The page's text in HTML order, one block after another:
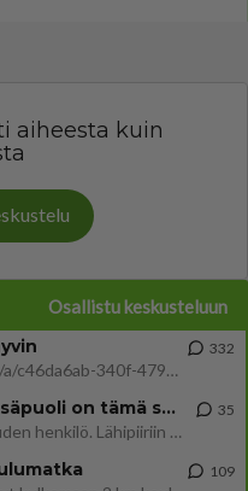
aiheesta kuin
Osallistu keskusteluun
https://www.iltalehti.fi/viihdeuutiset/a/c46da6ab-340f-4790-aaa7-0865eed2336 Yrityksen konkurssihakemus on tullut kärä
332
Tiesitkö? Martina Aitolehden isäpuoli on tämä suosittu laulaja
Martina Aitolehti on seurattu julkisuuden henkilö. Lähipiiriin mahtuu muitakin tunnettuja henkilöitä. Tiesitkö, että Ma
35
109